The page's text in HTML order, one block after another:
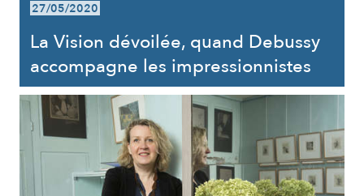
27/05/2020
La Vision dévoilée, quand Debussy
accompagne les impressionnistes